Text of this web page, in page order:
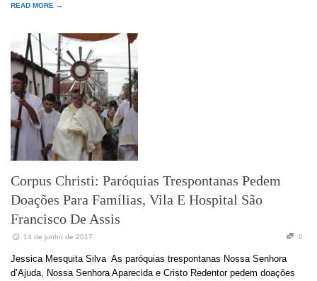
READ MORE →
Corpus Christi: Paróquias Trespontanas Pedem
Doações Para Famílias, Vila E Hospital São
Francisco De Assis
14 de junho de 2017 0
Jessica Mesquita Silva As paróquias trespontanas Nossa Senhora
d’Ajuda, Nossa Senhora Aparecida e Cristo Redentor pedem doações